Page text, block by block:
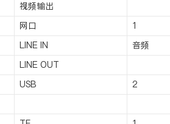
视频输出
网口
1
LINE IN
音频
LINE OUT
USB
2